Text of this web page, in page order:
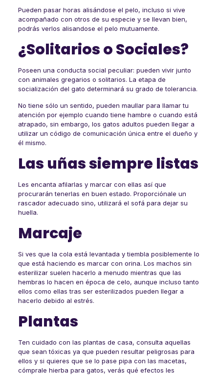
Pueden pasar horas alisándose el pelo, incluso si vive
acompañado con otros de su especie y se llevan bien,
podrás verlos alisandose el pelo mutuamente.
¿Solitarios o Sociales?
Poseen una conducta social peculiar: pueden vivir junto
con animales gregarios o solitarios. La etapa de
socialización del gato determinará su grado de tolerancia.
No tiene sólo un sentido, pueden maullar para llamar tu
atención por ejemplo cuando tiene hambre o cuando está
atrapado, sin embargo, los gatos adultos pueden llegar a
utilizar un código de comunicación única entre el dueño y
él mismo.
Las uñas siempre listas
Les encanta afilarlas y marcar con ellas así que
procurarán tenerlas en buen estado. Proporciónale un
rascador adecuado sino, utilizará el sofá para dejar su
huella.
Marcaje
Si ves que la cola está levantada y tiembla posiblemente lo
que está haciendo es marcar con orina. Los machos sin
esterilizar suelen hacerlo a menudo mientras que las
hembras lo hacen en época de celo, aunque incluso tanto
ellos como ellas tras ser esterilizados pueden llegar a
hacerlo debido al estrés.
Plantas
Ten cuidado con las plantas de casa, consulta aquellas
que sean tóxicas ya que pueden resultar peligrosas para
ellos y si quieres que se lo pase pipa con las macetas,
cómprale hierba para gatos, verás qué efectos les